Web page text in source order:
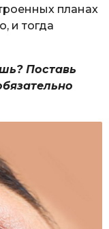
планах
и тогда
Поставь